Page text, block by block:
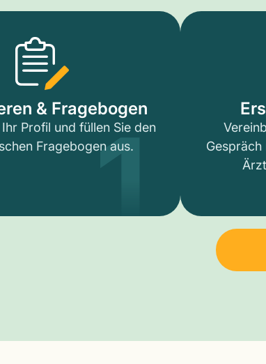
& Fragebogen
Profil und füllen Sie den
Fragebogen aus.
1